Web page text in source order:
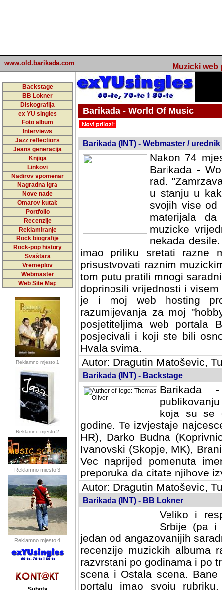
www.old.barikada.com Muzicki web
Backstage
BB Lokner
Diskografija
ex YU singles
Foto album
Interviews
Jazz reflections
Jeans generacija
Knjiga
Linkovi
Nadirov spomenar
Nagradna igra
Nove nade
Omarov kutak
Portfolio
Recenzije
Reklamiranje
Rock biografije
Rock-pop history
Svaštara
Vremeplov
Webmaster
Web Site Map
Reklamno mjesto 1
Reklamno mjesto 2
Reklamno mjesto 3
Reklamno mjesto 4
Barikada - World Of Music
Barikada (INT) - Webmaster / urednik
Nakon 74
Barikada -
rad.
u stanju u
svojih vise od
materijala
muzicke
nekada
imao priliku sretati razne
prisustvovati raznim
tom putu pratili mnogi
doprinosili vrijednosti i
je i moj web hosting
razumijevanja za moj
posjetiteljima web portala
posjecivali i koji ste bili
Hvala svima.
Autor: Dragutin Matoševic,
Barikada (INT) - Backstage
Barikada
koja su se
godine. Te izvjestaje
HR), Darko Budna
Ivanovski (Skopje, MK),
Vec naprijed pomenuta
preporuka da citate njihove
Autor: Dragutin Matoševic,
Barikada (INT) - BB Lokner
Veliko i
Srbije (pa i
jedan od angazovanijih
recenzije muzickih albuma
razvrstani po godinama i po
scena i Ostala scena.
portalu imao svoju